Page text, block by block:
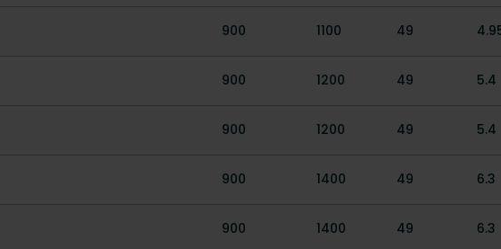
900 1100 49
900 1200 49 5.4
900 1200 49 5.4
900 1400 49 6.3
900 1400 49 6.3